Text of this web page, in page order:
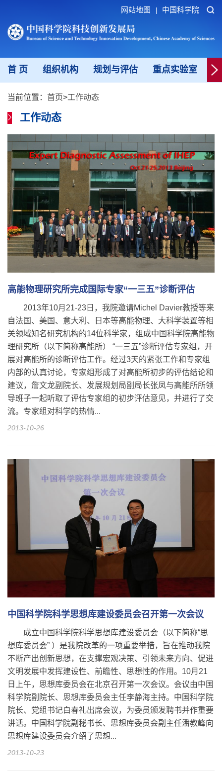
网站地图 中国科学院
首 页 组织机构 规划与评估 重点实验室
当前位置： 首页>工作动态
工作动态
高能物理研究所完成国际专家“一三五”诊断评估
2013年10月21-23日，我院邀请Michel Davier教授等来
自法国、美国、意大利、日本等高能物理、大科学装置等相
关领域知名研究机构的14位科学家，组成中国科学院高能物
理研究所（以下简称高能所） “一三五”诊断评估专家组，开
展对高能所的诊断评估工作。经过3天的紧张工作和专家组
内部的认真讨论，专家组形成了对高能所初步的评估结论和
建议，詹文龙副院长、发展规划局副局长张凤与高能所所领
导班子一起听取了评估专家组的初步评估意见，并进行了交
流。专家组对科学的热情...
2013-10-26
中国科学院科学思想库建设委员会召开第一次会议
成立中国科学院科学思想库建设委员会（以下简称“思
想库委员会” ）是我院改革的一项重要举措，旨在推动我院
不断产出创新思想，在支撑宏观决策、引领未来方向、促进
文明发展中发挥建设性、前瞻性、思想性的作用。10月21
日上午，思想库委员会在北京召开第一次会议。会议由中国
科学院副院长、思想库委员会主任李静海主持。中国科学院
院长、党组书记白春礼出席会议，为委员颁发聘书并作重要
讲话。中国科学院副秘书长、思想库委员会副主任潘教峰向
思想库建设委员会介绍了思想...
2013-10-23